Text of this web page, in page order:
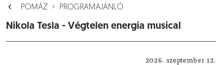
POMÁZ PROGRAMAJÁNLÓ
Nikola Tesla - Végtelen energia musical
2026. szeptember 12.